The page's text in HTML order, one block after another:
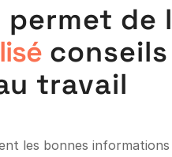
permet de
travail
les bonnes